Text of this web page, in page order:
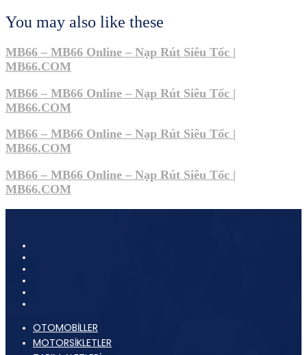
You may also like these
MB66 – MB66 Online – Nạp Rút Siêu Tốc |
MB66.COM
MB66 – MB66 Online – Nạp Rút Siêu Tốc |
MB66.COM
MB66 – MB66 Online – Nạp Rút Siêu Tốc |
MB66.COM
MB66 – MB66 Online – Nạp Rút Siêu Tốc |
MB66.COM
OTOMOBİLLER
MOTORSİKLETLER